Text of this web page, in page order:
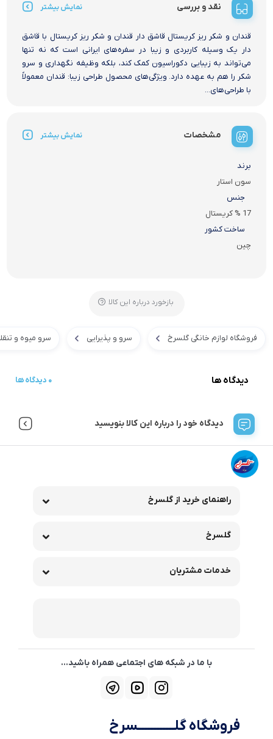
نقد و بررسی نمایش بیشتر
قندان و شکر ریز کریستال قاشق دار قندان و شکر ریز کریستال با قاشق
دار یک وسیله کاربردی و زیبا در سفره‌های ایرانی است که نه تنها
می‌تواند به زیبایی دکوراسیون کمک کند، بلکه وظیفه نگهداری و سرو
شکر را هم به عهده دارد. ویژگی‌های محصول طراحی زیبا: قندان معمولاً
با طراحی‌های...
مشخصات نمایش بیشتر
برند
سون استار
جنس
17 % کریستال
ساخت کشور
چین
بازخورد درباره این کالا
فروشگاه لوازم خانگی گلسرخ سرو و پذیرایی سرو میوه و
دیدگاه ها 0 دیدگاه ها
دیدگاه خود را درباره این کالا بنویسید
راهنمای خرید از گلسرخ
گلسرخ
خدمات مشتریان
با ما در شبکه های اجتماعی همراه باشید...
فروشگاه گلــــــــــــسرخ